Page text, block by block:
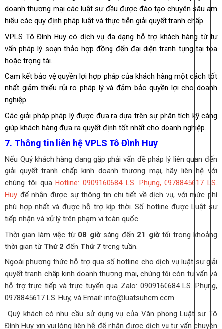
doanh thương mại các luật sư đều được đào tạo chuyên sâu am
hiểu các quy định pháp luật và thực tiễn giải quyết tranh chấp.
VPLS Tô Đình Huy có dịch vụ đa dạng hỗ trợ khách hàng từ tư
vấn pháp lý soạn thảo hợp đồng đến đại diện tranh tụng tại tòa
hoặc trọng tài.
Cam kết bảo vệ quyền lợi hợp pháp của khách hàng một cách tốt
nhất giảm thiểu rủi ro pháp lý và đảm bảo quyền lợi cho doanh
nghiệp.
Các giải pháp pháp lý được đưa ra dựa trên sự phân tích kỹ càng
giúp khách hàng đưa ra quyết định tốt nhất cho doanh nghiệp.
7. Thông tin liên hệ VPLS Tô Đình Huy
Nếu Quý khách hàng đang gặp phải vấn đề pháp lý liên quan đến
giải quyết tranh chấp kinh doanh thương mại, hãy liên hệ với
chúng tôi quaHotline: 0909160684 LS. Phụng, 0978845617 LS.
Huy để nhận được sự thông tin chi tiết về dịch vụ, với mức phí
phù hợp nhất và được hỗ trợ kịp thời. Số hotline được Luật sư
tiếp nhận và xử lý trên phạm vi toàn quốc.
Thời gian làm việc từ 08 giờsáng đến 21 giờtối trong khoảng
thời gian từ Thứ 2 đến Thứ 7 trong tuần.
Ngoài phương thức hỗ trợ qua số hotline cho dịch vụ luật sư giải
quyết tranh chấp kinh doanh thương mại,chúng tôi còn tư vấn và
hỗ trợ trực tiếp và trực tuyến qua Zalo: 0909160684 LS. Phụng,
0978845617 LS. Huy, và Email: info@luatsuhcm.com.
Quý khách có nhu cầu sử dụng vụ của Văn phòng Luật sư Tô
Đình Huy xin vui lòng liên hệ để nhận được dịch vụ tư vấn chuyên